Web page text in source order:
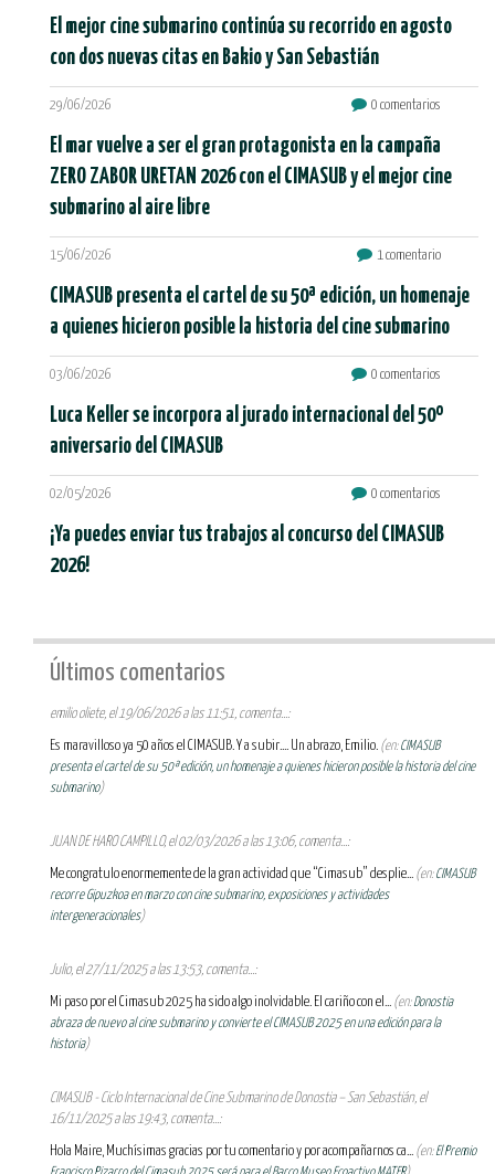
El mejor cine submarino continúa su recorrido en agosto
con dos nuevas citas en Bakio y San Sebastián
29/06/2026 0 comentarios
El mar vuelve a ser el gran protagonista en la campaña
ZERO ZABOR URETAN 2026 con el CIMASUB y el mejor cine
submarino al aire libre
15/06/2026 1 comentario
CIMASUB presenta el cartel de su 50ª edición, un homenaje
a quienes hicieron posible la historia del cine submarino
03/06/2026 0 comentarios
Luca Keller se incorpora al jurado internacional del 50º
aniversario del CIMASUB
02/05/2026 0 comentarios
¡Ya puedes enviar tus trabajos al concurso del CIMASUB
2026!
Últimos comentarios
emilio oliete, el 19/06/2026 a las 11:51, comenta...:
Es maravilloso ya 50 años el CIMASUB. Y a subir.... Un abrazo, Emilio. (en:CIMASUB
presenta el cartel de su 50ª edición, un homenaje a quienes hicieron posible la historia del cine
submarino)
JUAN DE HARO CAMPILLO, el 02/03/2026 a las 13:06, comenta...:
Me congratulo enormemente de la gran actividad que “Cimasub” desplie... (en:CIMASUB
recorre Gipuzkoa en marzo con cine submarino, exposiciones y actividades
intergeneracionales)
Julio, el 27/11/2025 a las 13:53, comenta...:
Mi paso por el Cimasub 2025 ha sido algo inolvidable. El cariño con el... (en:Donostia
abraza de nuevo al cine submarino y convierte el CIMASUB 2025 en una edición para la
historia)
CIMASUB - Ciclo Internacional de Cine Submarino de Donostia – San Sebastián, el
16/11/2025 a las 19:43, comenta...:
Hola Maire, Muchísimas gracias por tu comentario y por acompañarnos ca... (en:El Premio